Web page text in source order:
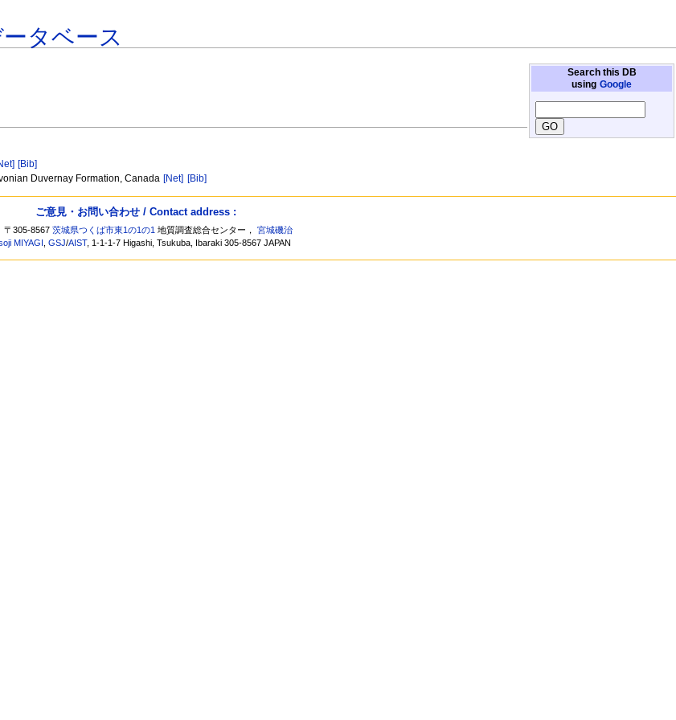
タベース
Search this DB
using Google
[Bib]
Duvernay Formation, Canada [Net] [Bib]
ご意見・お問い合わせ / Contact address :
〒305-8567茨城県つくば市東1の1の1 地質調査総合センター，宮城磯治
MIYAGI ,GSJ/AIST, 1-1-1-7 Higashi, Tsukuba, Ibaraki 305-8567 JAPAN